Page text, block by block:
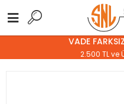
VADE
2.500 TL ve